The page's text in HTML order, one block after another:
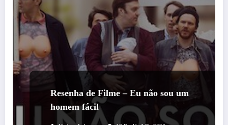
Resenha de Filme – Eu não sou um
homem fácil